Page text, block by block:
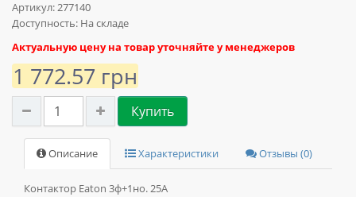
Артикул: 277140
Доступность: На складе
Актуальную цену на товар уточняйте у менеджеров
1 772.57 грн
Купить
Описание Характеристики Отзывы (0)
Контактор Eaton 3ф+1но. 25А